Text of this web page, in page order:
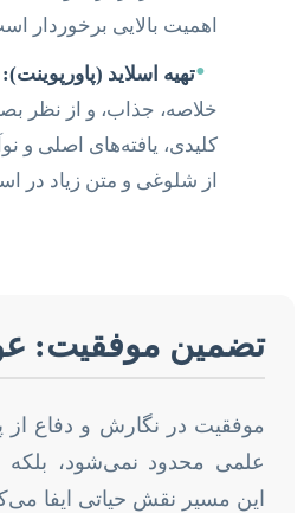
اهمیت بالایی برخوردار
•تهیه اسلاید (پاورپوینت):
خلاصه، جذاب، و از نظر
کلیدی، یافته‌های اصلی و
از شلوغی و متن زیاد در
تضمین موفقیت:
موفقیت در نگارش و دفاع از
علمی محدود نمی‌شود، بلکه
این مسیر نقش حیاتی ایفا